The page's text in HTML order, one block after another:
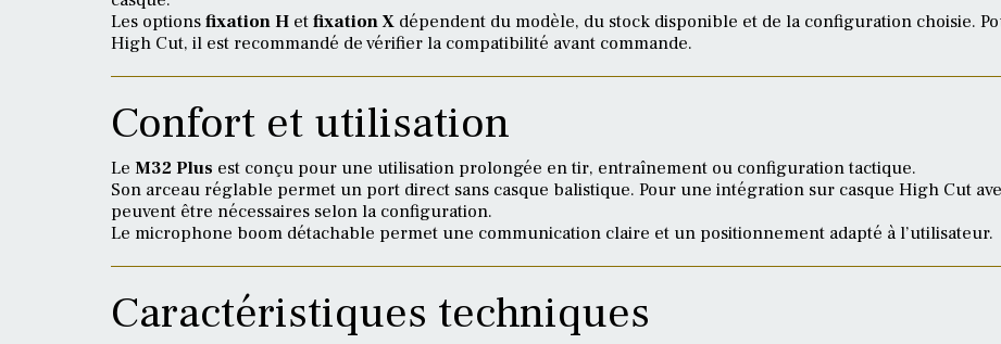
Les optionsfixation H etfixation X dépendent du modèle, du stock disponible et de la configuration choisie.
High Cut, il est recommandé de vérifier la compatibilité avant commande.
Confort et utilisation
Le M32 Plus est conçu pour une utilisation prolongée en tir, entraînement ou configuration tactique.
Son arceau réglable permet un port direct sans casque balistique. Pour une intégration sur casque High Cut
peuvent être nécessaires selon la configuration.
Le microphone boom détachable permet une communication claire et un positionnement adapté à l’utilisateur.
Caractéristiques techniques